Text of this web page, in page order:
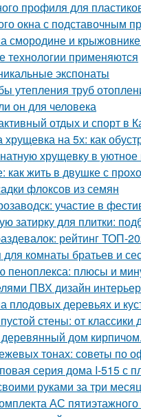
профиля для
окна с подставочным
смородине и
технологии применяются
экспонаты
утепления труб
он для человека
отдых и спорт в
на 5х: как
хрущевку в
как жить в двушке с
флоксов из семян
участие в
затирку для плитки:
рейтинг ТОП-
комнаты братьев и
пеноплекса: плюсы и
ПВХ дизайн
плодовых деревьях и
стены: от классики
дом
тонах: советы по
серия дома I-515 с
руками за три
АС